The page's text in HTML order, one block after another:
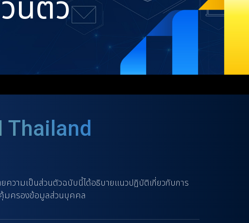
นตัว
Thailand
วามเป็นส่วนตัวฉบับนี้ได้อธิบายแนวปฏิบัติเกี่ยวกับการ
คุ้มครองข้อมูลส่วนบุคคล